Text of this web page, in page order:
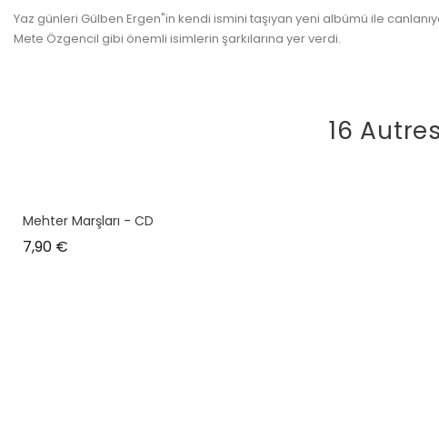
Yaz günleri Gülben Ergen"in kendi ismini taşıyan yeni albümü ile
Mete Özgencil gibi önemli isimlerin şarkılarına yer verdi.
16
Mehter Marşları - CD
7,90 €